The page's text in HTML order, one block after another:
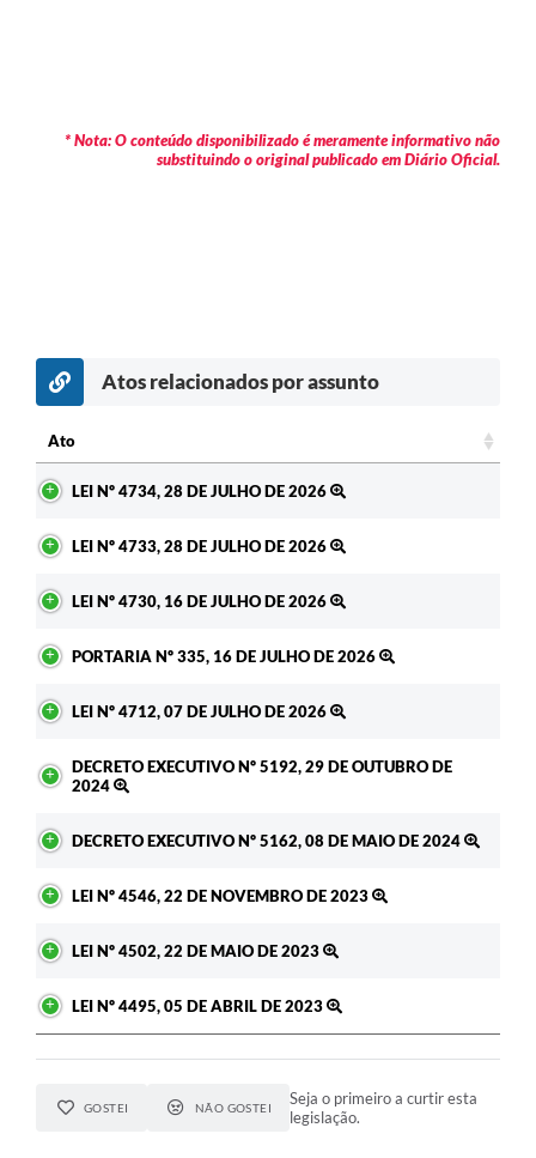
* Nota: O conteúdo disponibilizado é meramente informativo não
substituindo o original publicado em Diário Oficial.
Atos relacionados por assunto
Ato
LEI Nº 4734, 28 DE JULHO DE 2026
LEI Nº 4733, 28 DE JULHO DE 2026
LEI Nº 4730, 16 DE JULHO DE 2026
PORTARIA Nº 335, 16 DE JULHO DE 2026
LEI Nº 4712, 07 DE JULHO DE 2026
DECRETO EXECUTIVO Nº 5192, 29 DE OUTUBRO DE
2024
DECRETO EXECUTIVO Nº 5162, 08 DE MAIO DE 2024
LEI Nº 4546, 22 DE NOVEMBRO DE 2023
LEI Nº 4502, 22 DE MAIO DE 2023
LEI Nº 4495, 05 DE ABRIL DE 2023
GOSTEI NÃO GOSTEI
Seja o primeiro a curtir esta
legislação.